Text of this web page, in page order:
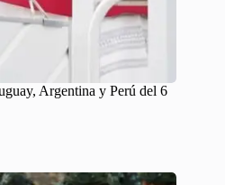
Argentina y Perú del 6